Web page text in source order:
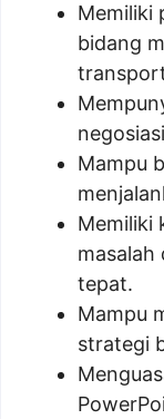
Memiliki
bidang
Mampu
Memiliki
masalah
tepat.
Mampu
strategi